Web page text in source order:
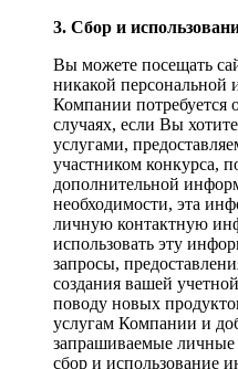
3. Сбор и
Вы можете посещать
никакой
Компании потребуется
случаях, если Вы
услугами,
участником конкурса,
дополнительной
необходимости, эта
личную контактную
использовать эту
запросы,
создания вашей
поводу новых
услугам Компании и
запрашиваемые личные
сбор и использование